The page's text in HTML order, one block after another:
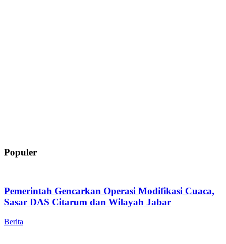
Populer
Pemerintah Gencarkan Operasi Modifikasi Cuaca,
Sasar DAS Citarum dan Wilayah Jabar
Berita